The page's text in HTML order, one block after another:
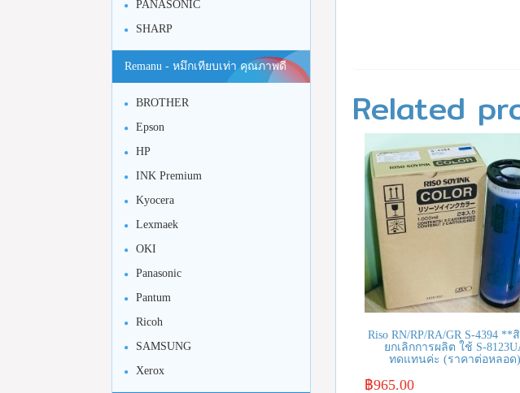
Related
Riso RN/RP/RA/GR S-4394 **
ยกเลิกการผลิต ใช้ S-
ทดแทนค่ะ (ราคาต่อหลอด)
฿965.00
PANASONIC
SHARP
Remanu - หมึกเทียบเท่า คุณภาพดี
BROTHER
Epson
HP
INK Premium
Kyocera
Lexmaek
OKI
Panasonic
Pantum
Ricoh
SAMSUNG
Xerox